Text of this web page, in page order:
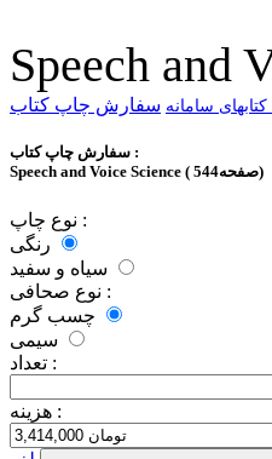
Speech and
سامانه سفارش چاپ کتاب
سفارش چاپ کتاب :
Speech and Voice Science ( 544صفحه)
نوع چاپ :
رنگی
سیاه و سفید
نوع صحافی :
تعداد :
هزینه :